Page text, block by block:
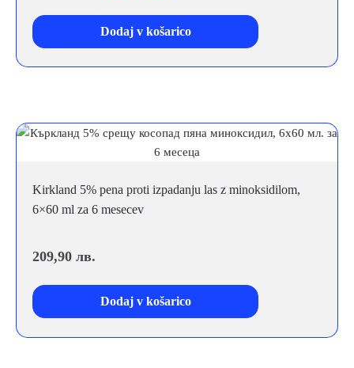
Dodaj v košarico
Kirkland 5% pena proti izpadanju las z minoksidilom,
6×60 ml za 6 mesecev
209,90 лв.
Dodaj v košarico